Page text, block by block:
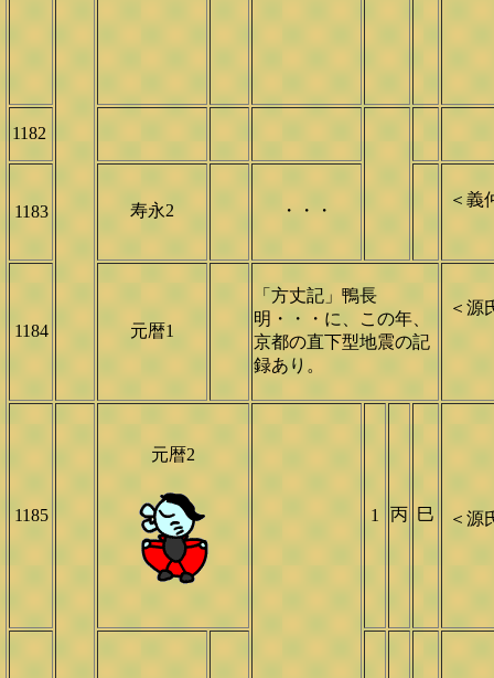
1182
1183 寿永2 ・・・
＜義
1184 元暦1
「方丈記」鴨長
明・・・に、この年、
京都の直下型地震の記
録あり。
＜源
1185
元暦2
1 丙 巳 ＜源